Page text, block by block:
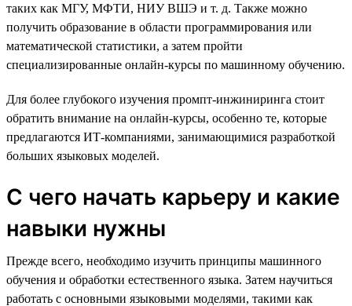
таких как МГУ, МФТИ, НИУ ВШЭ и т. д. Также можно
получить образование в области программирования или
математической статистики, а затем пройти
специализированные онлайн-курсы по машинному обучению.
Для более глубокого изучения промпт-инжиниринга стоит
обратить внимание на онлайн-курсы, особенно те, которые
предлагаются ИТ-компаниями, занимающимися разработкой
больших языковых моделей.
С чего начать карьеру и какие
навыки нужны
Прежде всего, необходимо изучить принципы машинного
обучения и обработки естественного языка. Затем научиться
работать с основными языковыми моделями, такими как